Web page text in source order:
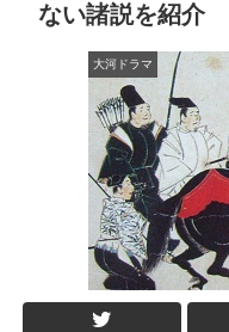
ない諸説を紹介
大河ドラマ